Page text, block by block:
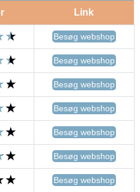
Link
Besøg webshop
Besøg webshop
Besøg webshop
Besøg webshop
Besøg webshop
Besøg webshop
Besøg webshop